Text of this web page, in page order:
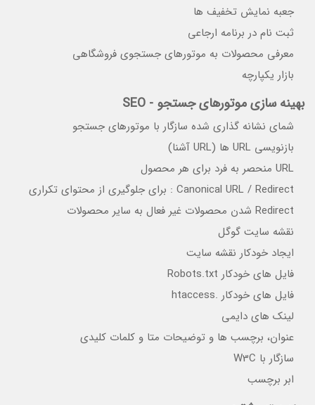
جعبه نمایش تخفیف ها
ثبت نام در برنامه ارجاعی
معرفی محصولات به موتورهای جستجوی فروشگاهی
بازار یکپارچه
بهینه سازی موتورهای جستجو - SEO
شمای نشانه گذاری شده سازگار با موتورهای جستجو
بازنویسی URL ها (URL آشنا)
URL منحصر به فرد برای هر محصول
Canonical URL / Redirect : برای جلوگیری از محتوای تکراری
Redirect شدن محصولات غیر فعال به سایر محصولات
نقشه سایت گوگل
ایجاد خودکار نقشه سایت
فایل های خودکار Robots.txt
فایل های خودکار .htaccess
لینک های دایمی
عنوان، برچسب ها و توضیحات متا و کلمات کلیدی
سازگار با W3C
ابر برچسب